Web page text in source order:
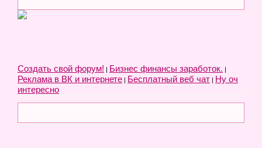
Создать свой форум! | Бизнес финансы заработок. |
Реклама в ВК и интернете | Бесплатный веб чат | Ну оч
интересно